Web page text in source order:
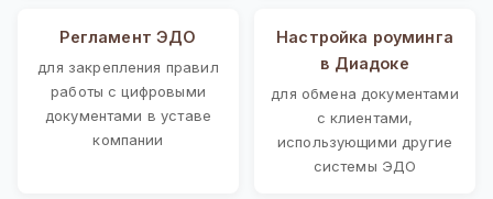
Регламент ЭДО
для закрепления правил
работы с цифровыми
документами в уставе
компании
Настройка роуминга
в Диадоке
для обмена документами
с клиентами,
использующими другие
системы ЭДО